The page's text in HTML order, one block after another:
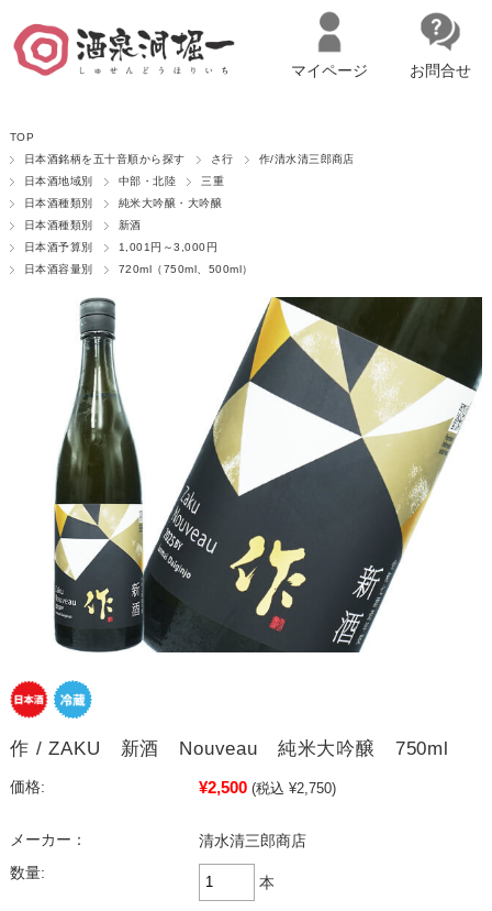
マイページへログイン カートをみる
マイページ お問合せ
TOP
日本酒銘柄を五十音順から探す
さ行
作/清水清三郎商店
日本酒地域別
中部・北陸
三重
日本酒種類別
純米大吟醸・大吟醸
日本酒種類別
新酒
日本酒予算別
1,001円～3,000円
日本酒容量別
720ml（750ml、500ml）
作 / ZAKU 新酒 Nouveau 純米大吟醸 750ml
価格: ¥2,500 (税込 ¥2,750)
メーカー：
清水清三郎商店
数量:
本